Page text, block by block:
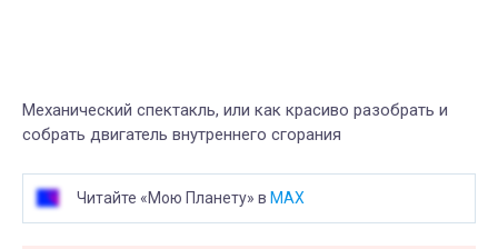
Механический спектакль, или как красиво разобрать и
собрать двигатель внутреннего сгорания
Читайте «Мою Планету» в MAX